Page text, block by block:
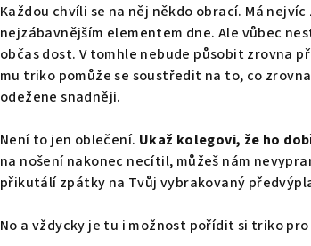
Každou chvíli se na něj někdo obrací. Má
nejzábavnějším elementem dne. Ale vůbec
občas dost. V tomhle nebude působit zrovna
mu triko pomůže se soustředit na to, co
odežene snadněji.
Není to jen oblečení. Ukaž kolegovi, že ho
na nošení nakonec necítil, můžeš nám
přikutálí zpátky na Tvůj vybrakovaný
No a vždycky je tu i možnost pořídit si triko